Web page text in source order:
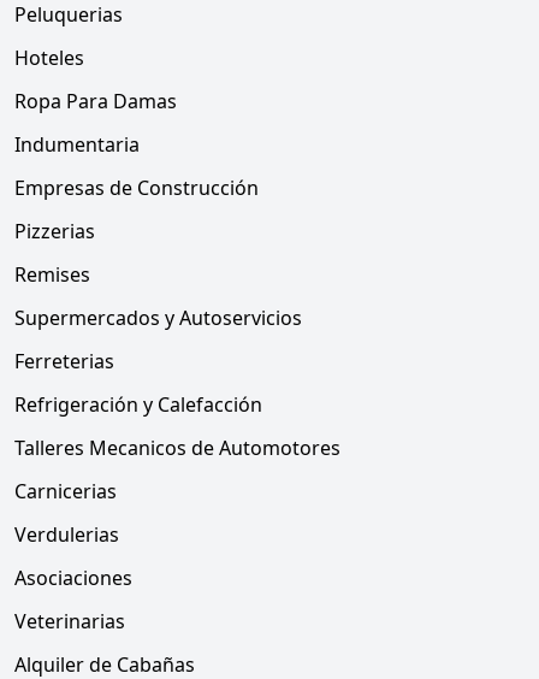
Peluquerias
Hoteles
Ropa Para Damas
Indumentaria
Empresas de Construcción
Pizzerias
Remises
Supermercados y Autoservicios
Ferreterias
Refrigeración y Calefacción
Talleres Mecanicos de Automotores
Carnicerias
Verdulerias
Asociaciones
Veterinarias
Alquiler de Cabañas